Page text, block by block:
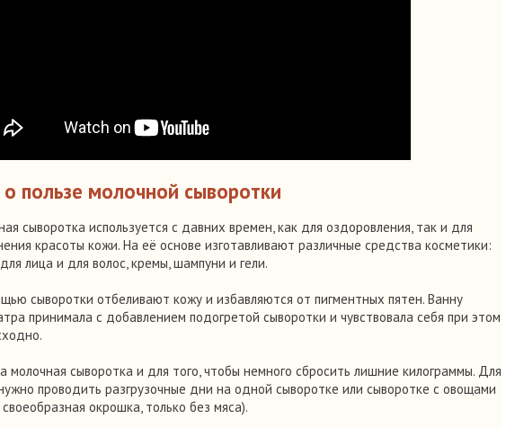
пользе молочной сыворотки
сыворотка используется с давних времен, как для оздоровления, так и для
красоты кожи. На её основе изготавливают различные средства косметики:
лица и для волос, кремы, шампуни и гели.
сыворотки отбеливают кожу и избавляются от пигментных пятен. Ванну
принимала с добавлением подогретой сыворотки и чувствовала себя при этом
молочная сыворотка и для того, чтобы немного сбросить лишние килограммы. Для
проводить разгрузочные дни на одной сыворотке или сыворотке с овощами
окрошка, только без мяса).